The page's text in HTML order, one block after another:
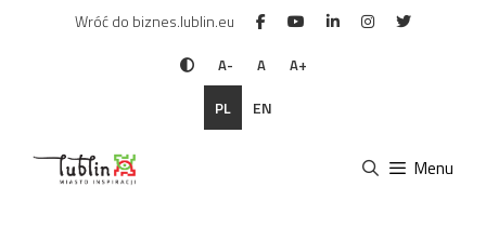
Wróć do biznes.lublin.eu
A- A A+
PL EN
Menu